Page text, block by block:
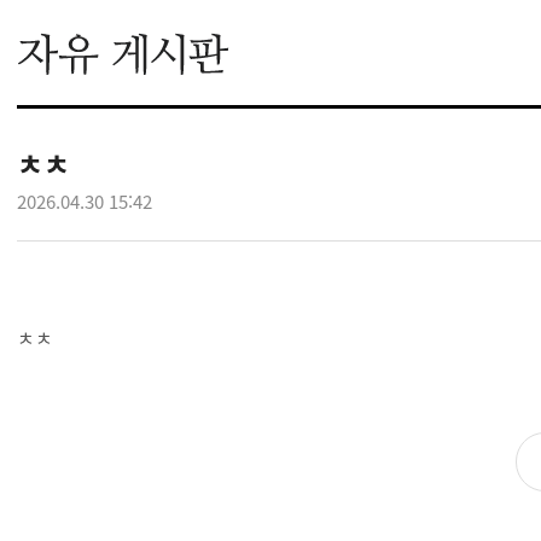
ㅊㅊ
2026.04.30 15:42
ㅊㅊ